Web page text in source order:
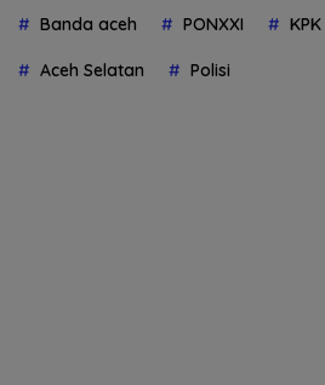
Banda aceh PONXXI KPK
Aceh Selatan Polisi